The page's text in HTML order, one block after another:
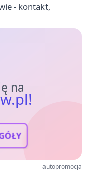
- kontakt,
na
autopromocja